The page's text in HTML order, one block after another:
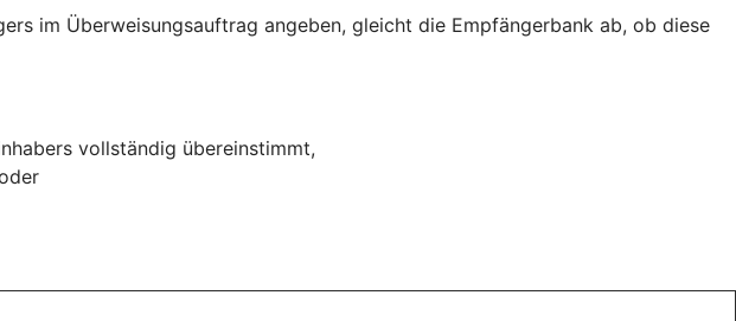
im Überweisungsauftrag angeben, gleicht die Empfängerbank ab, ob diese
vollständig übereinstimmt,